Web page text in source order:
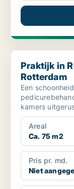
Praktijk in
Praktijk in
Rotterdam
Een
kamers
Areal
Ca. 75 m2
Pris pr. md.
Niet